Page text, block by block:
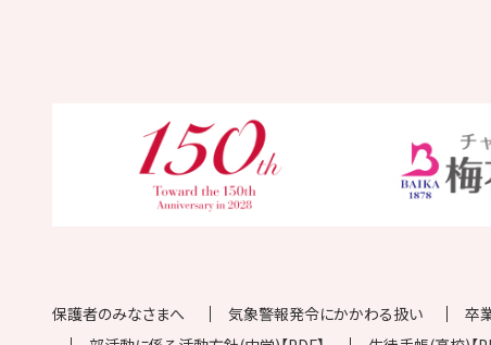
保護者のみなさまへ 気象警報発令にかかわる扱い 卒